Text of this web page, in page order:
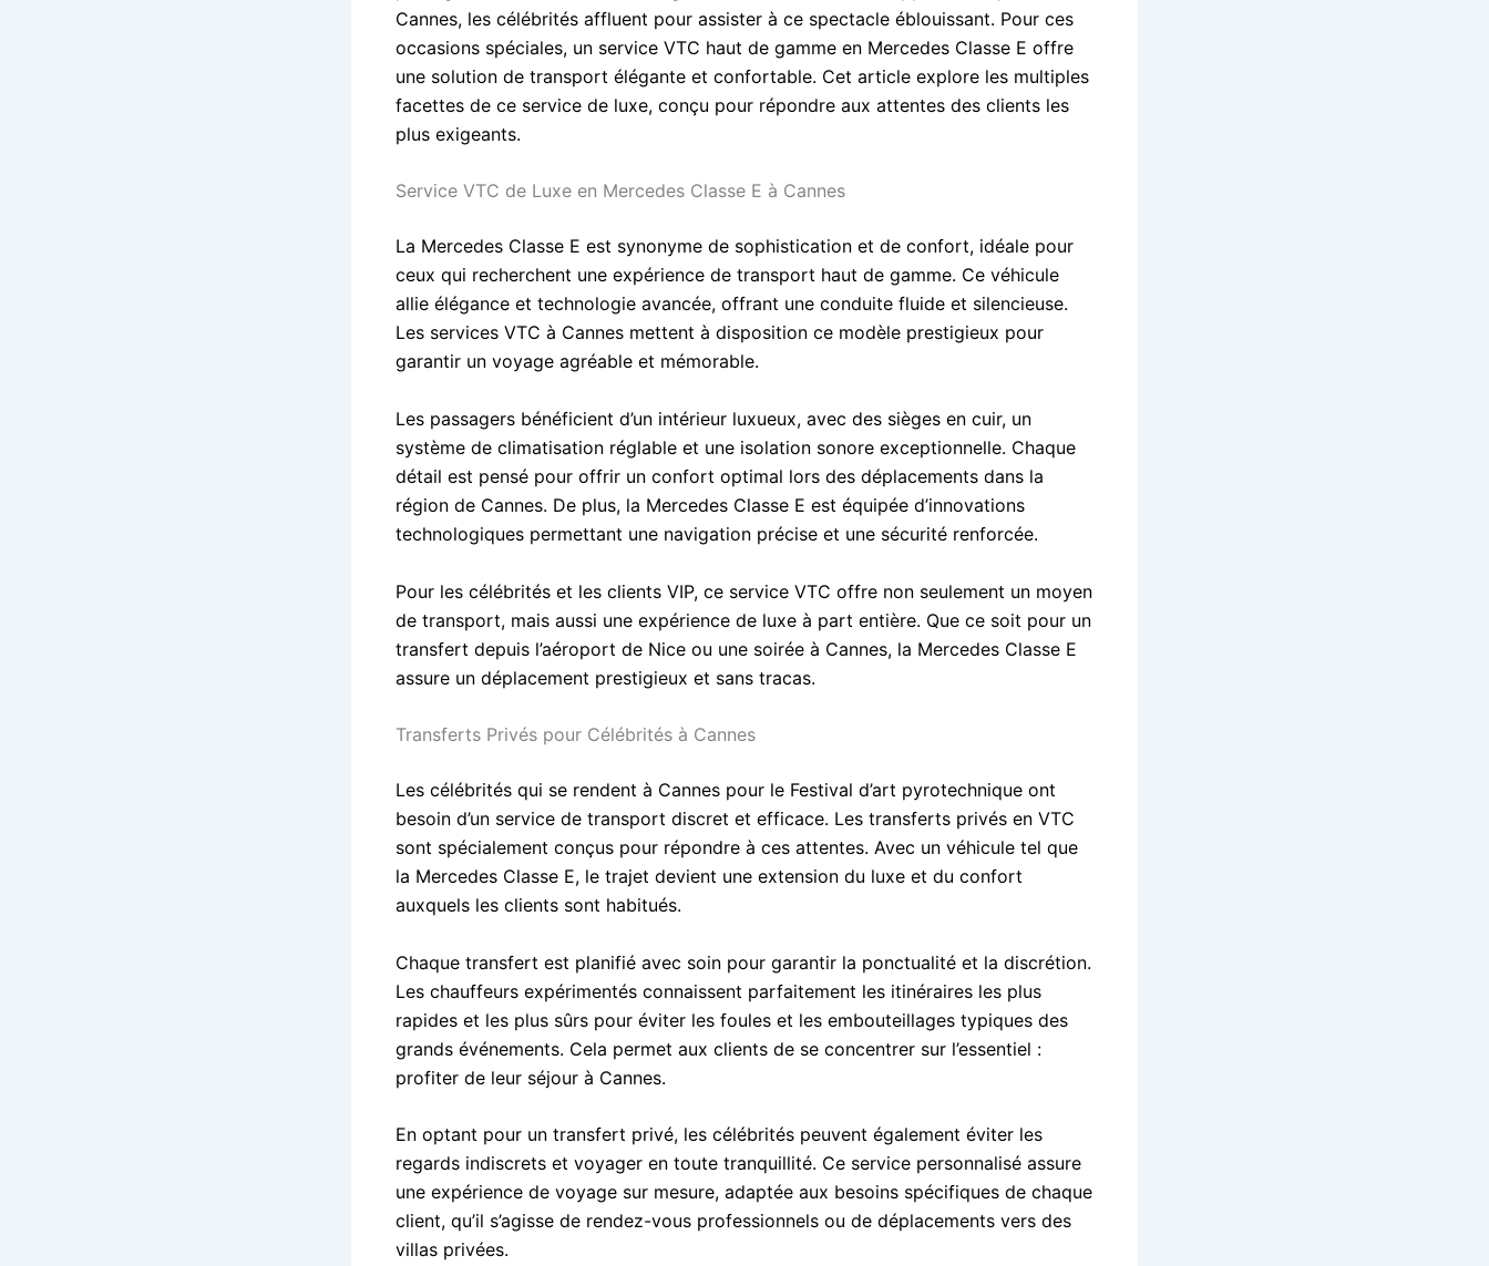
Cannes, les célébrités affluent pour assister à ce spectacle éblouissant. Pour ces
occasions spéciales, un service VTC haut de gamme en Mercedes Classe E offre
une solution de transport élégante et confortable. Cet article explore les multiples
facettes de ce service de luxe, conçu pour répondre aux attentes des clients les
plus exigeants.
Service VTC de Luxe en Mercedes Classe E à Cannes
La Mercedes Classe E est synonyme de sophistication et de confort, idéale pour
ceux qui recherchent une expérience de transport haut de gamme. Ce véhicule
allie élégance et technologie avancée, offrant une conduite fluide et silencieuse.
Les services VTC à Cannes mettent à disposition ce modèle prestigieux pour
garantir un voyage agréable et mémorable.
Les passagers bénéficient d’un intérieur luxueux, avec des sièges en cuir, un
système de climatisation réglable et une isolation sonore exceptionnelle. Chaque
détail est pensé pour offrir un confort optimal lors des déplacements dans la
région de Cannes. De plus, la Mercedes Classe E est équipée d’innovations
technologiques permettant une navigation précise et une sécurité renforcée.
Pour les célébrités et les clients VIP, ce service VTC offre non seulement un moyen
de transport, mais aussi une expérience de luxe à part entière. Que ce soit pour un
transfert depuis l’aéroport de Nice ou une soirée à Cannes, la Mercedes Classe E
assure un déplacement prestigieux et sans tracas.
Transferts Privés pour Célébrités à Cannes
Les célébrités qui se rendent à Cannes pour le Festival d’art pyrotechnique ont
besoin d’un service de transport discret et efficace. Les transferts privés en VTC
sont spécialement conçus pour répondre à ces attentes. Avec un véhicule tel que
la Mercedes Classe E, le trajet devient une extension du luxe et du confort
auxquels les clients sont habitués.
Chaque transfert est planifié avec soin pour garantir la ponctualité et la discrétion.
Les chauffeurs expérimentés connaissent parfaitement les itinéraires les plus
rapides et les plus sûrs pour éviter les foules et les embouteillages typiques des
grands événements. Cela permet aux clients de se concentrer sur l’essentiel :
profiter de leur séjour à Cannes.
En optant pour un transfert privé, les célébrités peuvent également éviter les
regards indiscrets et voyager en toute tranquillité. Ce service personnalisé assure
une expérience de voyage sur mesure, adaptée aux besoins spécifiques de chaque
client, qu’il s’agisse de rendez-vous professionnels ou de déplacements vers des
villas privées.